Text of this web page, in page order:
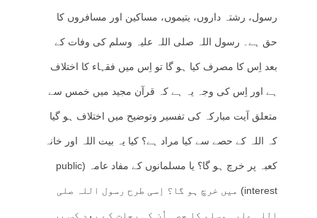
رسول، رشتہ داروں، یتیموں، مساکین اور مسافروں کا
حق ہے۔ رسول اللہ صلی اللہ علیہ وسلم کی وفات کے
بعد اِس کا مصرف کیا ہو گا تو اِس میں فقہاء کا اختلاف
ہے اور اِس کی وجہ یہ ہے کہ قرآن مجید میں خمس سے
متعلق آیت مبارکہ کی تفسیر وتوضیح میں اختلاف ہو گیا
کہ اللہ کے حصے سے کیا مراد ہے؟ کیا یہ بیت اللہ اور خانہ
کعبہ پر خرچ ہو گا؟ یا مسلمانوں کے مفاد عامہ (public
interest) میں خرچ ہو گا؟ اِسی طرح رسول اللہ صلی
اللہ علیہ وسلم کا حصہ اُن کی رحلت کے بعد کس پر